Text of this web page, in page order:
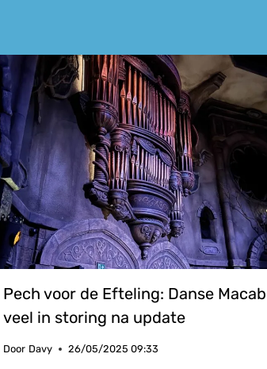
Pech voor de Efteling: Danse
veel in storing na update
Door Davy 26/05/2025 09:33